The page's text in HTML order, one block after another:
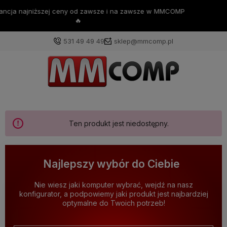
💪Darmowa dostawa już od 200zł 💪
531 49 49 49 sklep@mmcomp.pl
Ten produkt jest niedostępny.
Najlepszy wybór do Ciebie
Nie wiesz jaki komputer wybrać, wejdź na nasz
konfigurator, a podpowiemy jaki produkt jest najbardziej
optymalne do Twoich potrzeb!